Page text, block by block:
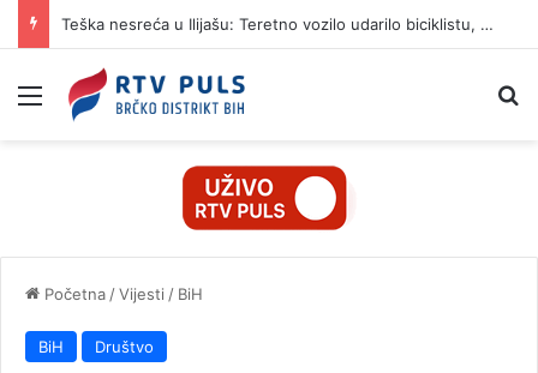
Teška nesreća u Ilijašu: Teretno vozilo udarilo biciklistu, 75-godišnjak zadržan u bolnici
Izbornik
Početna /Vijesti / BiH
BiH Društvo